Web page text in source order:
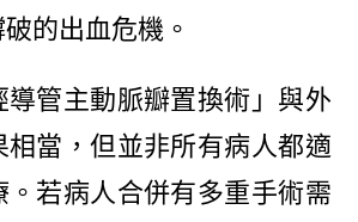
的出血危機。
管主動脈瓣置換術」與外
相當，但並非所有病人都適
。若病人合併有多重手術需